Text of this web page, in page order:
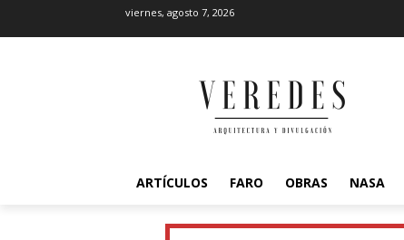
viernes, agosto 7, 2026
ARTÍCULOS FARO OBRAS NASA